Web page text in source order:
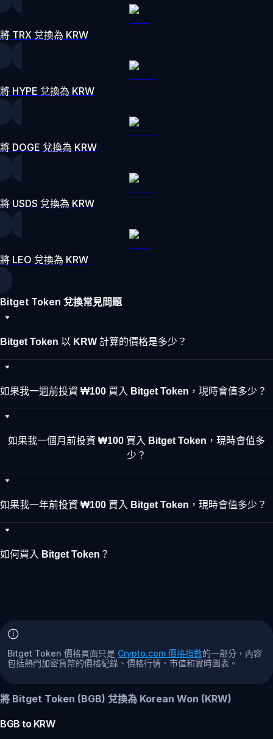
將 TRX 兌換為 KRW
將 HYPE 兌換為 KRW
將 DOGE 兌換為 KRW
將 USDS 兌換為 KRW
將 LEO 兌換為 KRW
Bitget Token 兌換常見問題
Bitget Token 以 KRW 計算的價格是多少？
如果我一週前投資 ₩100 買入 Bitget Token，現時會值多少？
如果我一個月前投資 ₩100 買入 Bitget Token，現時會值多
少？
如果我一年前投資 ₩100 買入 Bitget Token，現時會值多少？
如何買入 Bitget Token？
Bitget Token 價格頁面只是 Crypto.com 價格指數的一部分，內容
包括熱門加密貨幣的價格紀錄、價格行情、市值和實時圖表。
將 Bitget Token (BGB) 兌換為 Korean Won (KRW)
BGB to KRW